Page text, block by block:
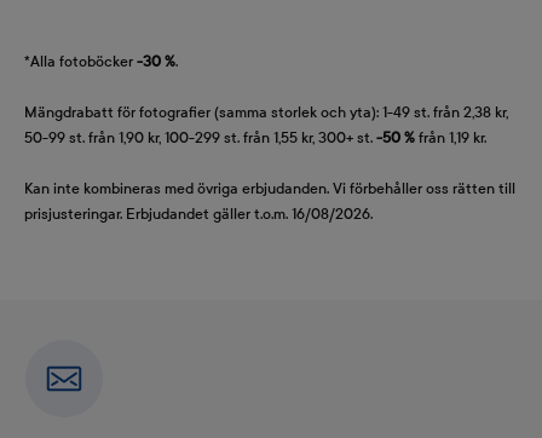
*Alla fotoböcker -30 %.
Mängdrabatt för fotografier (samma storlek och yta): 1-49 st. från 2,38 kr,
50-99 st. från 1,90 kr, 100-299 st. från 1,55 kr, 300+ st. -50 % från 1,19 kr.
Kan inte kombineras med övriga erbjudanden. Vi förbehåller oss rätten till
prisjusteringar. Erbjudandet gäller t.o.m. 16/08/2026.